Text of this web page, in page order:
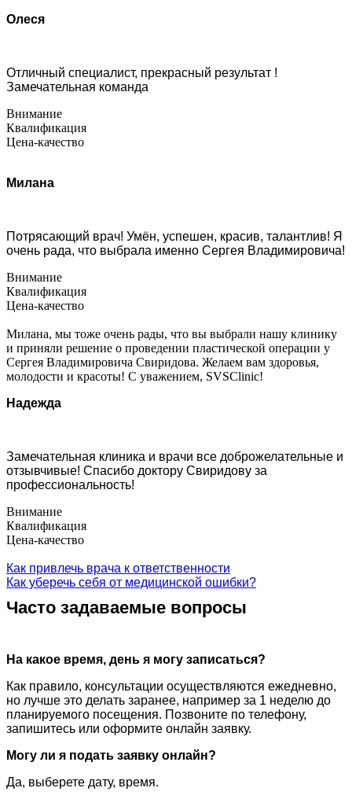
Олеся
Отличный специалист, прекрасный результат !
Замечательная команда
Внимание
Квалификация
Цена-качество
Милана
Потрясающий врач! Умён, успешен, красив, талантлив! Я
очень рада, что выбрала именно Сергея Владимировича!
Внимание
Квалификация
Цена-качество
Милана, мы тоже очень рады, что вы выбрали нашу клинику
и приняли решение о проведении пластической операции у
Сергея Владимировича Свиридова. Желаем вам здоровья,
молодости и красоты! С уважением, SVSClinic!
Надежда
Замечательная клиника и врачи все доброжелательные и
отзывчивые! Спасибо доктору Свиридову за
профессиональность!
Внимание
Квалификация
Цена-качество
Как привлечь врача к ответственности
Как уберечь себя от медицинской ошибки?
Часто задаваемые вопросы
На какое время, день я могу записаться?
Как правило, консультации осуществляются ежедневно,
но лучше это делать заранее, например за 1 неделю до
планируемого посещения. Позвоните по телефону,
запишитесь или оформите онлайн заявку.
Могу ли я подать заявку онлайн?
Да, выберете дату, время.